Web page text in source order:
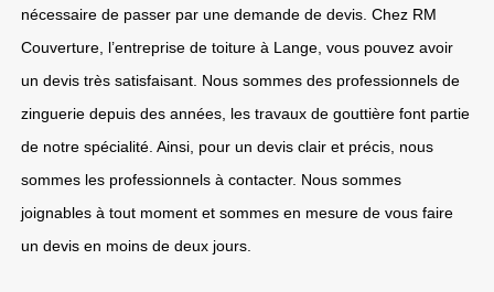
nécessaire de passer par une demande de devis. Chez RM
Couverture, l’entreprise de toiture à Lange, vous pouvez avoir
un devis très satisfaisant. Nous sommes des professionnels de
zinguerie depuis des années, les travaux de gouttière font partie
de notre spécialité. Ainsi, pour un devis clair et précis, nous
sommes les professionnels à contacter. Nous sommes
joignables à tout moment et sommes en mesure de vous faire
un devis en moins de deux jours.